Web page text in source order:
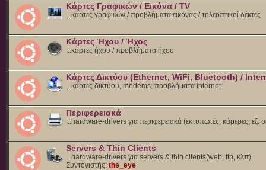
Κάρτες Γραφικών / Εικόνα / TV
...κάρτες γραφικών / προβλήματα εικόνας / τηλεοπτικοί δέκτες
Κάρτες Ήχου / Ήχος
...κάρτες ήχου / προβλήματα ήχου
Κάρτες Δικτύου (Ethernet, WiFi, Bluetooth) /
...κάρτες δικτύου, modems, προβλήματα internet
Περιφερειακά
...hardware-drivers για περιφερειακά (εκτυπωτές, κάμερες, εξ.
Servers & Thin Clients
...hardware-drivers για servers & thin clients(web, ftp, κλπ)
Συντονιστής: the_eye